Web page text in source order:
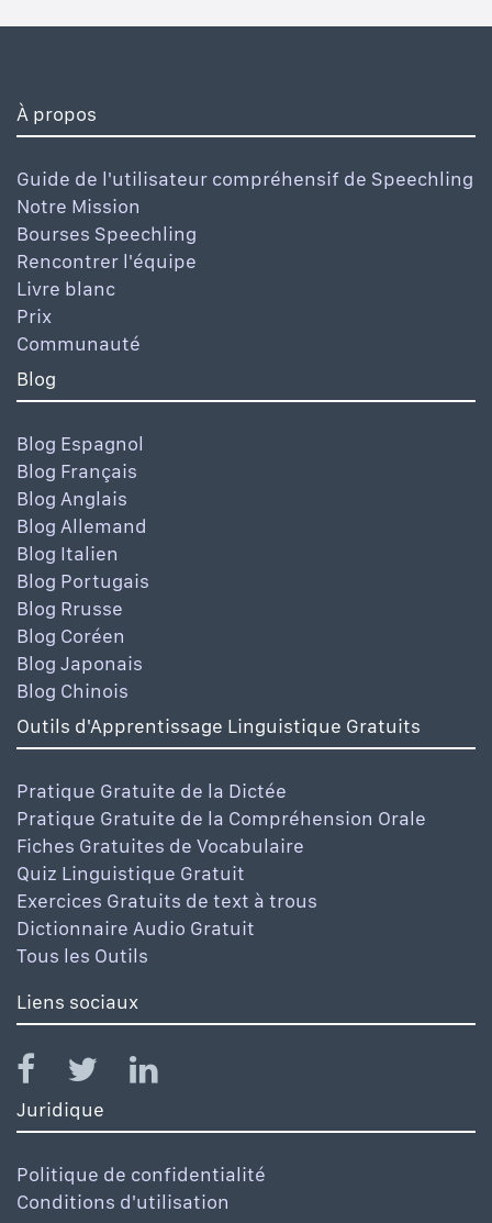
À propos
Guide de l'utilisateur compréhensif de Speechling
Notre Mission
Bourses Speechling
Rencontrer l'équipe
Livre blanc
Prix
Communauté
Blog
Blog Espagnol
Blog Français
Blog Anglais
Blog Allemand
Blog Italien
Blog Portugais
Blog Rrusse
Blog Coréen
Blog Japonais
Blog Chinois
Outils d'Apprentissage Linguistique Gratuits
Pratique Gratuite de la Dictée
Pratique Gratuite de la Compréhension Orale
Fiches Gratuites de Vocabulaire
Quiz Linguistique Gratuit
Exercices Gratuits de text à trous
Dictionnaire Audio Gratuit
Tous les Outils
Liens sociaux
Juridique
Politique de confidentialité
Conditions d'utilisation